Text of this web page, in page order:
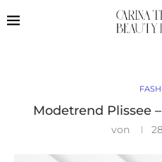
Modetrend Plissee
von